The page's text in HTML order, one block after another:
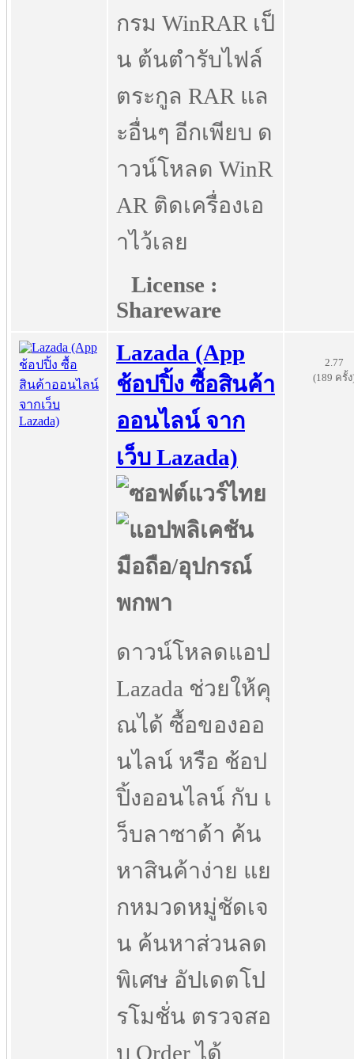
กรม WinRAR เป็
น ต้นตำรับไฟล์
ตระกูล RAR แล
ะอื่นๆ อีกเพียบ ด
าวน์โหลด WinR
AR ติดเครื่องเอ
าไว้เลย
License :
Shareware
Lazada (App
ช้อปปิ้ง ซื้อสินค้า
ออนไลน์ จาก
เว็บ Lazada)
ดาวน์โหลดแอป
Lazada ช่วยให้คุ
ณได้ ซื้อของออ
นไลน์ หรือ ช้อป
ปิ้งออนไลน์ กับ เ
ว็บลาซาด้า ค้น
หาสินค้าง่าย แย
กหมวดหมู่ชัดเจ
น ค้นหาส่วนลด
พิเศษ อัปเดตโป
รโมชั่น ตรวจสอ
บ Order ได้
2.77
(189 ครั้ง